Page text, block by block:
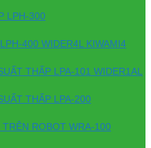
LPH-300
400 WIDER4L KIWAMI4
THẤP LPA-101 WIDER1AL
THẤP LPA-200
ROBOT WRA-100